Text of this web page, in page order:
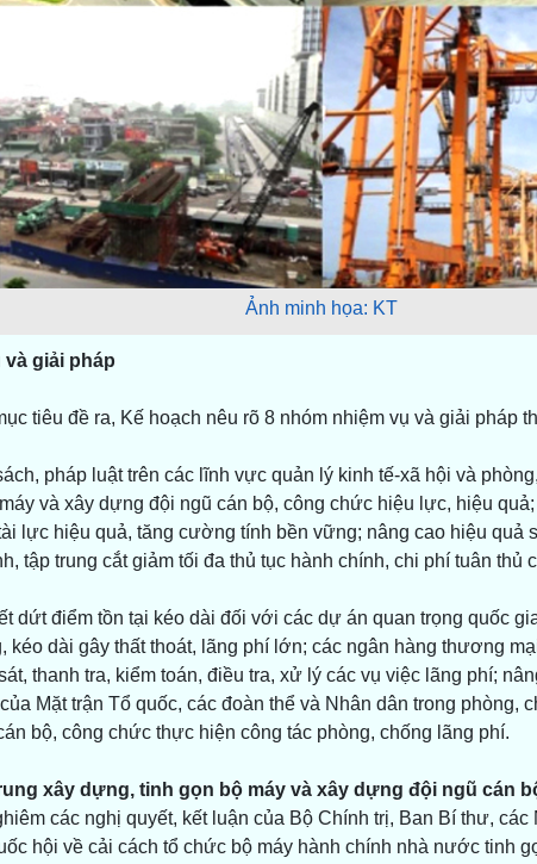
Ảnh minh họa: KT
giải pháp
tiêu đề ra, Kế hoạch nêu rõ 8 nhóm nhiệm vụ và giải pháp
pháp luật trên các lĩnh vực quản lý kinh tế-xã hội và
và xây dựng đội ngũ cán bộ, công chức hiệu lực, hiệu
lực hiệu quả, tăng cường tính bền vững; nâng cao hiệu quả
tập trung cắt giảm tối đa thủ tục hành chính, chi phí tuân thủ
dứt điểm tồn tại kéo dài đối với các dự án quan trọng quốc
kéo dài gây thất thoát, lãng phí lớn; các ngân hàng thương
thanh tra, kiểm toán, điều tra, xử lý các vụ việc lãng phí;
Mặt trận Tổ quốc, các đoàn thể và Nhân dân trong phòng,
bộ, công chức thực hiện công tác phòng, chống lãng phí.
xây dựng, tinh gọn bộ máy và xây dựng đội ngũ cán
các nghị quyết, kết luận của Bộ Chính trị, Ban Bí thư, các
hội về cải cách tổ chức bộ máy hành chính nhà nước tinh